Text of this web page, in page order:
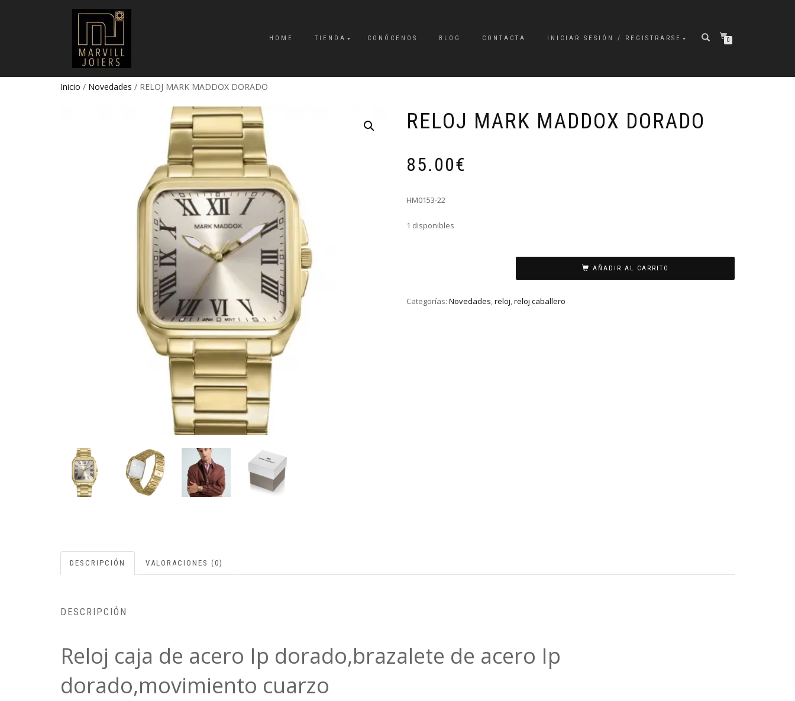
HOME TIENDA CONÓCENOS BLOG CONTACTA INICIAR SESIÓN / REGISTRARSE 0
Inicio / Novedades / RELOJ MARK MADDOX DORADO
RELOJ MARK MADDOX DORADO
85.00€
HM0153-22
1 disponibles
DORADO
AÑADIR AL CARRITO
Categorías: Novedades,reloj,reloj caballero
DESCRIPCIÓN VALORACIONES (0)
DESCRIPCIÓN
Reloj caja de acero Ip dorado,brazalete de acero Ip
dorado,movimiento cuarzo